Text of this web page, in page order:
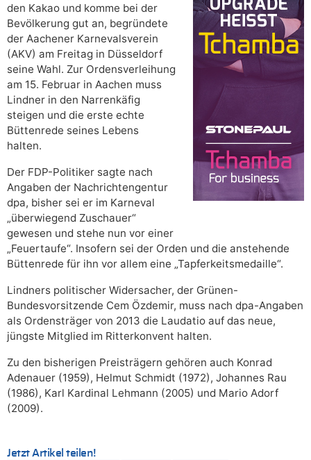
den Kakao und komme bei der
Bevölkerung gut an, begründete
der Aachener Karnevalsverein
(AKV) am Freitag in Düsseldorf
seine Wahl. Zur Ordensverleihung
am 15. Februar in Aachen muss
Lindner in den Narrenkäfig
steigen und die erste echte
Büttenrede seines Lebens
halten.
Der FDP-Politiker sagte nach
Angaben der Nachrichtengentur
dpa, bisher sei er im Karneval
„überwiegend Zuschauer“
gewesen und stehe nun vor einer
„Feuertaufe“. Insofern sei der Orden und die anstehende
Büttenrede für ihn vor allem eine „Tapferkeitsmedaille“.
Lindners politischer Widersacher, der Grünen-
Bundesvorsitzende Cem Özdemir, muss nach dpa-Angaben
als Ordensträger von 2013 die Laudatio auf das neue,
jüngste Mitglied im Ritterkonvent halten.
Zu den bisherigen Preisträgern gehören auch Konrad
Adenauer (1959), Helmut Schmidt (1972), Johannes Rau
(1986), Karl Kardinal Lehmann (2005) und Mario Adorf
(2009).
Jetzt Artikel teilen!